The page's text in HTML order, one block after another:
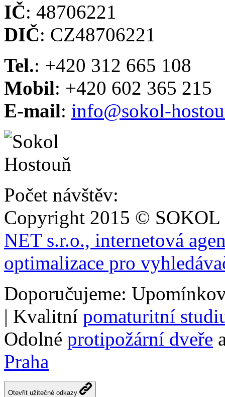
IČ: 48706221
DIČ: CZ48706221
Tel.: +420 312 665 108
Mobil: +420 602 365 215
E-mail: info@sokol-
Počet návštěv:
Copyright 2015 ©
NET s.r.o., internetová
optimalizace pro
Doporučujeme:
| Kvalitní pomaturitní
Odolné protipožární dveře
Praha
Otevřit užitečné odkazy